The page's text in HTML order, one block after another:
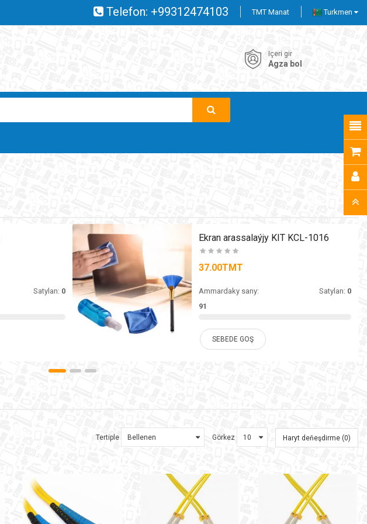
TMT Manat Turkmen
Telefon: +99312474103
Içeri gir
Agza bol
Satylan: 0
Ekran arassalaýjy KIT KCL-1016
37.00TMT
Ammardaky sany:
91
Satylan: 0
SEBEDE GOŞ
Tertiple Görkez Haryt deňeşdirme (0)